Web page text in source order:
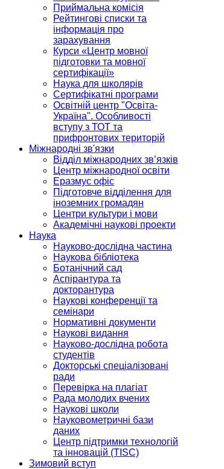
Приймальна комісія
Рейтингові списки та
інформація про
зарахування
Курси «Центр мовної
підготовки та мовної
сертифікації»
Наука для школярів
Сертифікатні програми
Освітній центр "Освіта-
Україна". Особливості
вступу з ТОТ та
прифронтових територій
Міжнародні зв'язки
Відділ міжнародних зв’язків
Центр міжнародної освіти
Еразмус офіс
Підготовче відділення для
іноземних громадян
Центри культури і мови
Академічні наукові проекти
Наука
Науково-дослідна частина
Наукова бібліотека
Ботанічний сад
Аспірантура та
докторантура
Наукові конференції та
семінари
Нормативні документи
Наукові видання
Науково-дослідна робота
студентів
Докторські спеціалізовані
ради
Перевірка на плагіат
Рада молодих вчених
Наукові школи
Науковометричні бази
даних
Центр підтримки технологій
та інновацій (TISC)
Зимовий вступ